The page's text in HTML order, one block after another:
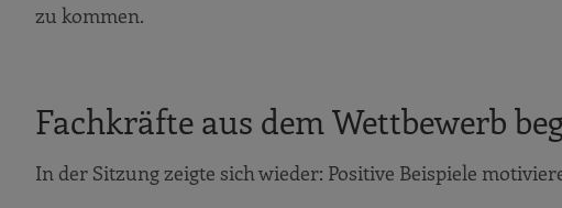
zu kommen.
Fachkräfte aus dem Wettbewerb
In der Sitzung zeigte sich wieder: Positive Beispiele